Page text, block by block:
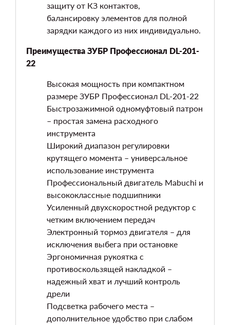
защиту от КЗ контактов,
балансировку элементов для полной
зарядки каждого из них индивидуально.
Преимущества ЗУБР Профессионал DL-201-
22
Высокая мощность при компактном
размере ЗУБР Профессионал DL-201-22
Быстрозажимной одномуфтовый патрон
– простая замена расходного
инструмента
Широкий диапазон регулировки
крутящего момента – универсальное
использование инструмента
Профессиональный двигатель Mabuchi и
высококлассные подшипники
Усиленный двухскоростной редуктор с
четким включением передач
Электронный тормоз двигателя – для
исключения выбега при остановке
Эргономичная рукоятка с
противоскользящей накладкой –
надежный хват и лучший контроль
дрели
Подсветка рабочего места –
дополнительное удобство при слабом